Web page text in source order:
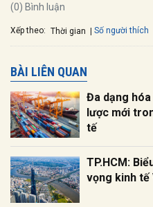
(0) Bình luận
Xếp theo: Thời gian Số người thích
BÀI LIÊN QUAN
Đa dạng
lược mới
tế
TP.HCM:
vọng kinh tế